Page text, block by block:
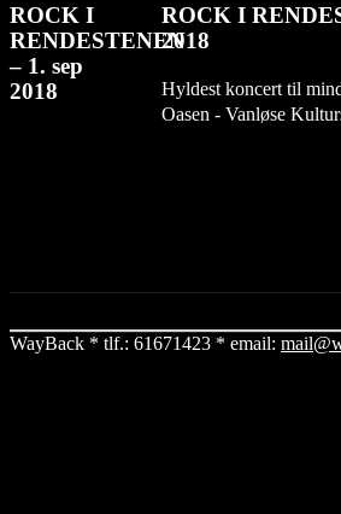
ROCK I
RENDESTENEN
– 1. sep
2018
ROCK I
2018
Hyldest koncert til
Oasen - Vanløse
WayBack * tlf.: 61671423 * email: